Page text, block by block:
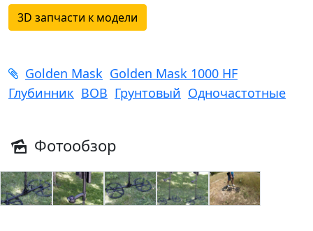
3D запчасти к модели
Golden Mask Golden Mask 1000 HF
Глубинник ВОВ Грунтовый Одночастотные
Фотообзор